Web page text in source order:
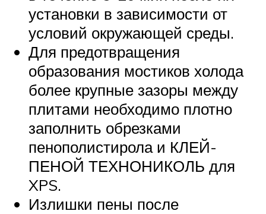
установки в зависимости от
условий окружающей среды.
Для предотвращения
образования мостиков холода
более крупные зазоры между
плитами необходимо плотно
заполнить обрезками
пенополистирола и КЛЕЙ-
ПЕНОЙ ТЕХНОНИКОЛЬ для
XPS.
Излишки пены после